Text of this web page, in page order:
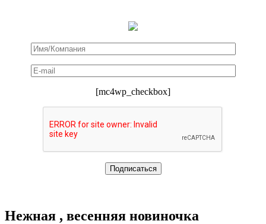
[mc4wp_checkbox]
Нежная , весенняя новиночка